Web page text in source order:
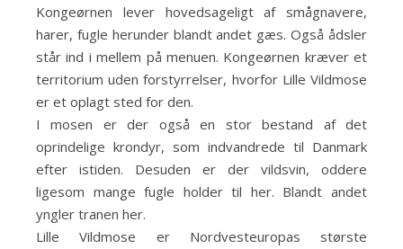
Kongeørnen lever hovedsageligt af smågnavere,
harer, fugle herunder blandt andet gæs. Også ådsler
står ind i mellem på menuen. Kongeørnen kræver et
territorium uden forstyrrelser, hvorfor Lille Vildmose
er et oplagt sted for den.
I mosen er der også en stor bestand af det
oprindelige krondyr, som indvandrede til Danmark
efter istiden. Desuden er der vildsvin, oddere
ligesom mange fugle holder til her. Blandt andet
yngler tranen her.
Lille Vildmose er Nordvesteuropas største